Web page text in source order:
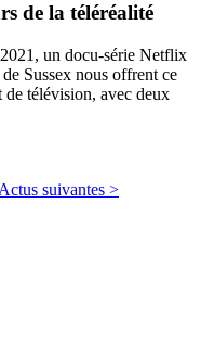
de la téléréalité
un docu-série Netflix
Sussex nous offrent ce
télévision, avec deux
Actus suivantes >